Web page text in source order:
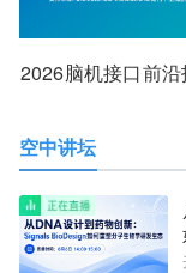
2026脑机接口前
空中讲坛